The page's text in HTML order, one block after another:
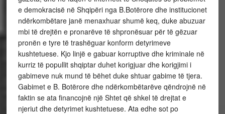
e demokracisë në Shqipëri nga B.Botërore dhe institucionet
ndërkombëtare janë menaxhuar shumë keq, duke abuzuar
mbi të drejtën e pronarëve të shpronësuar për të gëzuar
pronën e tyre të trashëguar konform detyrimeve
kushtetuese. Kjo linjë e gabuar korruptive dhe kriminale në
kurriz të popullit shqiptar duhet korigjuar dhe korigjimi i
gabimeve nuk mund të bëhet duke shtuar gabime të tjera.
Gabimet e B. Botërore dhe ndërkombëtarëve qëndrojnë në
faktin se ata financojnë një Shtet që shkel të drejtat e
njeriut dhe detyrimet kushtetuese. Ata edhe sot po